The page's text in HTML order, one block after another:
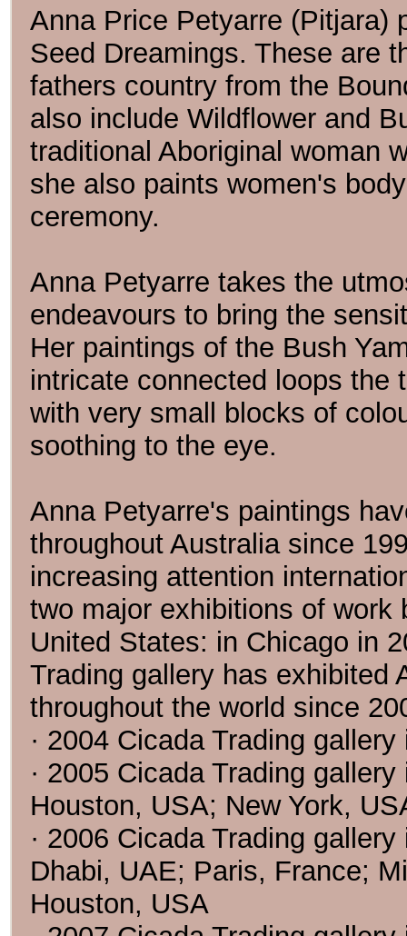
Anna Price Petyarre (Pitjara)
Seed Dreamings. These are
fathers country from the
also include Wildflower and
traditional Aboriginal woman
she also paints women's
ceremony.
Anna Petyarre takes the
endeavours to bring the
Her paintings of the Bush
intricate connected loops the
with very small blocks of
soothing to the eye.
Anna Petyarre's paintings
throughout Australia since
increasing attention
two major exhibitions of
United States: in Chicago in
Trading gallery has exhibited
throughout the world since
· 2004 Cicada Trading
· 2005 Cicada Trading
Houston, USA; New York,
· 2006 Cicada Trading
Dhabi, UAE; Paris, France;
Houston, USA